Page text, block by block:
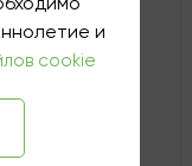
и
cookie